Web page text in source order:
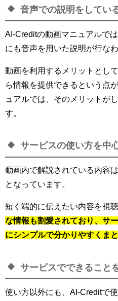
音声での説明をしてい
AI-Creditの動画マニュアルで
にも音声を用いた説明が行な
動画を利用するメリットとし
ら情報を提供できるという点
ュアルでは、そのメリットが
す。
サービスの使い方を中
動画内で解説されている内容
となっています。
短く端的に伝えたい内容を視
な情報も割愛されており、サ
にシンプルで分かりやすくま
サービスでできること
使い方以外にも、AI-Creditで